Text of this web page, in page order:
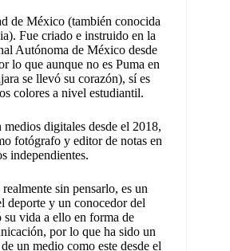
de México (también conocida
Fue criado e instruido en la
Autónoma de México desde
lo que aunque no es Puma en
se llevó su corazón), sí es
colores a nivel estudiantil.
digitales desde el 2018,
fotógrafo y editor de notas en
independientes.
sin pensarlo, es un
deporte y un conocedor del
vida a ello en forma de
por lo que ha sido un
un medio como este desde el